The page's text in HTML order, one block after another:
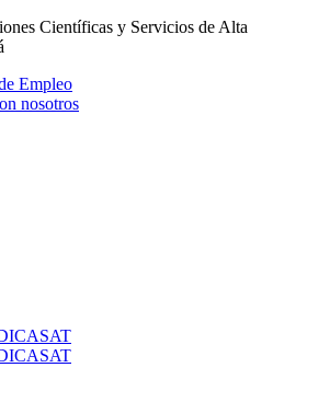
Científicas y Servicios de Alta
Empleo
nosotros